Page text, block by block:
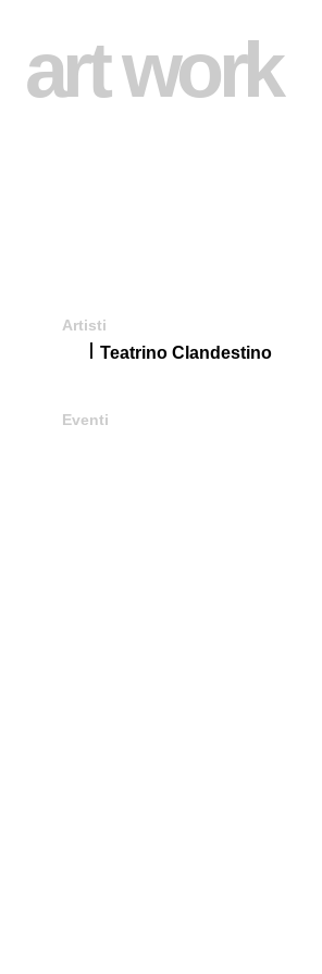
art work
Artisti
Teatrino Clandestino
Eventi